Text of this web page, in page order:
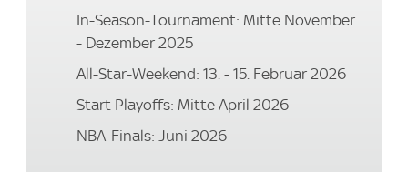
In-Season-Tournament: Mitte November
- Dezember 2025
All-Star-Weekend: 13. - 15. Februar 2026
Start Playoffs: Mitte April 2026
NBA-Finals: Juni 2026